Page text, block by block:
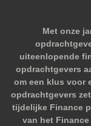
Met onze
uiteenlopende
opdrachtgevers
om een klus voor
opdrachtgevers
tijdelijke Finance
van het